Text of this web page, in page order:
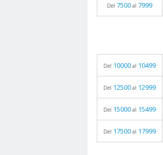
Del 7500 al 7999
Del 10000 al 10499
Del 12500 al 12999
Del 15000 al 15499
Del 17500 al 17999